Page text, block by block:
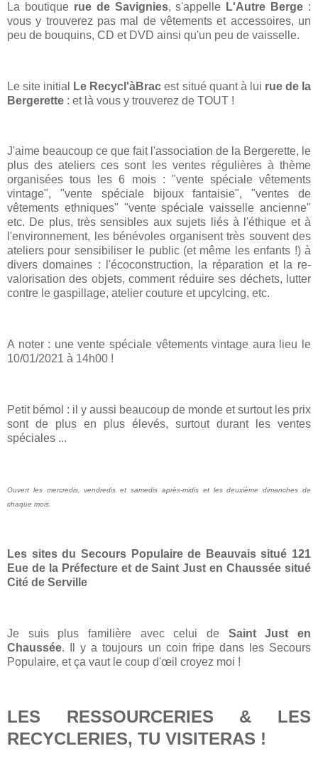
La boutique rue de Savignies, s'appelle L'Autre Berge :
vous y trouverez pas mal de vêtements et accessoires, un
peu de bouquins, CD et DVD ainsi qu'un peu de vaisselle.
Le site initial Le Recycl'àBrac est situé quant à lui rue de la
Bergerette : et là vous y trouverez de TOUT !
J'aime beaucoup ce que fait l'association de la Bergerette, le
plus des ateliers ces sont les ventes régulières à thème
organisées tous les 6 mois : "vente spéciale vêtements
vintage", "vente spéciale bijoux fantaisie", "ventes de
vêtements ethniques" "vente spéciale vaisselle ancienne"
etc. De plus, très sensibles aux sujets liés à l'éthique et à
l'environnement, les bénévoles organisent très souvent des
ateliers pour sensibiliser le public (et même les enfants !) à
divers domaines : l'écoconstruction, la réparation et la re-
valorisation des objets, comment réduire ses déchets, lutter
contre le gaspillage, atelier couture et upcylcing, etc.
A noter : une vente spéciale vêtements vintage aura lieu le
10/01/2021 à 14h00 !
Petit bémol : il y aussi beaucoup de monde et surtout les prix
sont de plus en plus élevés, surtout durant les ventes
spéciales ...
Ouvert les mercredis, vendredis et samedis après-midis et les deuxième dimanches de
chaque mois.
Les sites du Secours Populaire de Beauvais situé 121
Eue de la Préfecture et de Saint Just en Chaussée situé
Cité de Serville
Je suis plus familière avec celui de Saint Just en
Chaussée. Il y a toujours un coin fripe dans les Secours
Populaire, et ça vaut le coup d'œil croyez moi !
LES RESSOURCERIES & LES
RECYCLERIES, TU VISITERAS !